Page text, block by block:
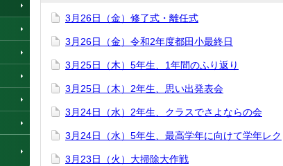
3月26日（金）修了式・離任式
3月26日（金）令和2年度都田小最終日
3月25日（木）5年生、1年間のふり返り
3月25日（木）2年生、思い出発表会
3月24日（水）2年生、クラスでさよならの会
3月24日（水）5年生、最高学年に向けて学年レク
3月23日（火）大掃除大作戦